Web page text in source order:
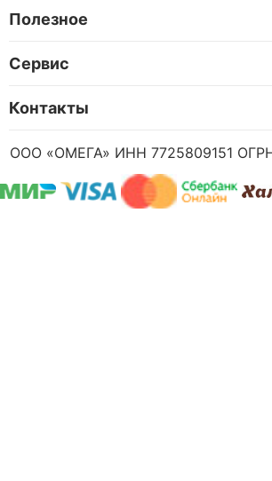
Полезное
Сервис
Контакты
ООО «ОМЕГА» ИНН 7725809151